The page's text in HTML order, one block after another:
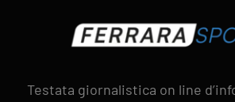
Testata giornalistica on line